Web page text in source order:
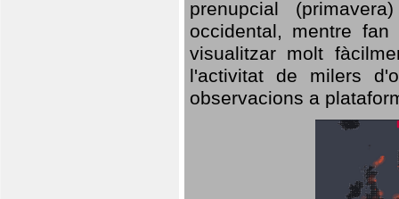
prenupcial
occidental, mentre
visualitzar molt
l'activitat de milers
observacions a